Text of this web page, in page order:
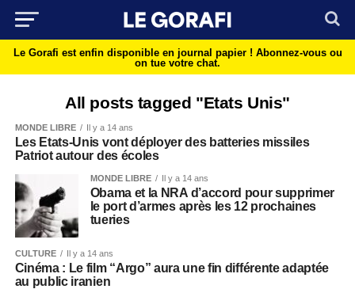
Le Gorafi est enfin disponible en journal papier ! Abonnez-vous ou
on tue votre chat.
All posts tagged "Etats Unis"
MONDE LIBRE Il y a 14 ans
Les Etats-Unis vont déployer des batteries missiles
Patriot autour des écoles
MONDE LIBRE Il y a 14 ans
Obama et la NRA d’accord pour supprimer
le port d’armes après les 12 prochaines
tueries
CULTURE Il y a 14 ans
Cinéma : Le film “Argo” aura une fin différente adaptée
au public iranien